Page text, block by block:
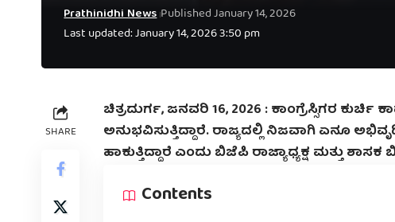
Last updated: January 14, 2026 3:50 pm
Prathinidhi News Published January 14, 2026
SHARE
ಚಿತ್ರದುರ್ಗ, ಜನವರಿ 16, 2026 : ಕಾಂಗ್ರೆಸ್ಸಿಗರ
ಅನುಭವಿಸುತ್ತಿದ್ದಾರೆ. ರಾಜ್ಯದಲ್ಲಿ ನಿಜವಾಗಿ ಏನೂ
ಹಾಕುತ್ತಿದ್ದಾರೆ ಎಂದು ಬಿಜೆಪಿ ರಾಜ್ಯಾಧ್ಯಕ್ಷ ಮತ್ತು
Contents